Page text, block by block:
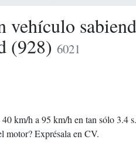
vehículo
(928) 6021
km/h a 95 km/h en tan sólo 3.4
motor? Exprésala en CV.